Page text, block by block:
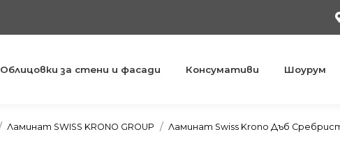
Облицовки за стени и фасади Консумативи Шоурум
You are here:
Ламинат SWISS KRONO GROUP Ламинат Swiss Krono Дъб